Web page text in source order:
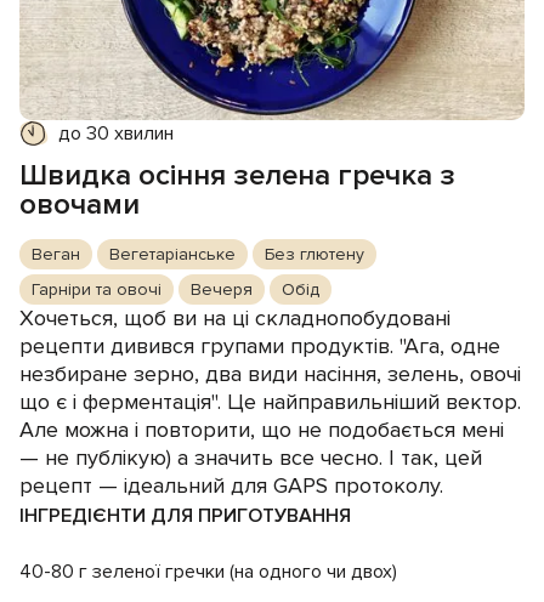
до 30 хвилин
Швидка осіння зелена гречка з
овочами
Веган Вегетаріанське
Без глютену
Гарніри та овочі
Вечеря Обід
Хочеться, щоб ви на ці складнопобудовані
рецепти дивився групами продуктів. "Ага, одне
незбиране зерно, два види насіння, зелень, овочі
що є і ферментація". Це найправильніший вектор.
Але можна і повторити, що не подобається мені
— не публікую) а значить все чесно. І так, цей
рецепт — ідеальний для GAPS протоколу.
ІНГРЕДІЄНТИ ДЛЯ ПРИГОТУВАННЯ
40-80 г зеленої гречки (на одного чи двох)